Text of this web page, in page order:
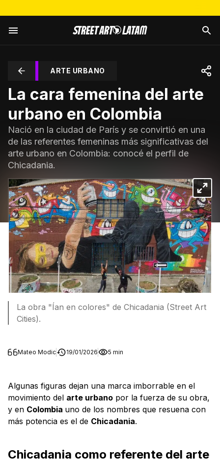
ARTE URBANO
La cara femenina del arte
urbano en Colombia
Nació en la ciudad de París y se convirtió en una
de las referentes femeninas más significativas del
arte urbano en Colombia: conocé el perfil de
Chicadania.
La obra "Ían en colores" de Chicadania (Street Art
Cities).
Mateo Modic 19/01/2026 5 min
Algunas figuras dejan una marca imborrable en el
movimiento del arte urbano por la fuerza de su obra,
y en Colombia uno de los nombres que resuena con
más potencia es el de Chicadania.
Chicadania como referente del arte